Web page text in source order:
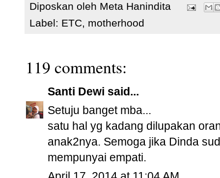
Diposkan oleh Meta Hanindita
Label: ETC, motherhood
119 comments:
Santi Dewi said...
Setuju banget mba...
satu hal yg kadang dilupakan
anak2nya. Semoga jika Dinda
mempunyai empati.